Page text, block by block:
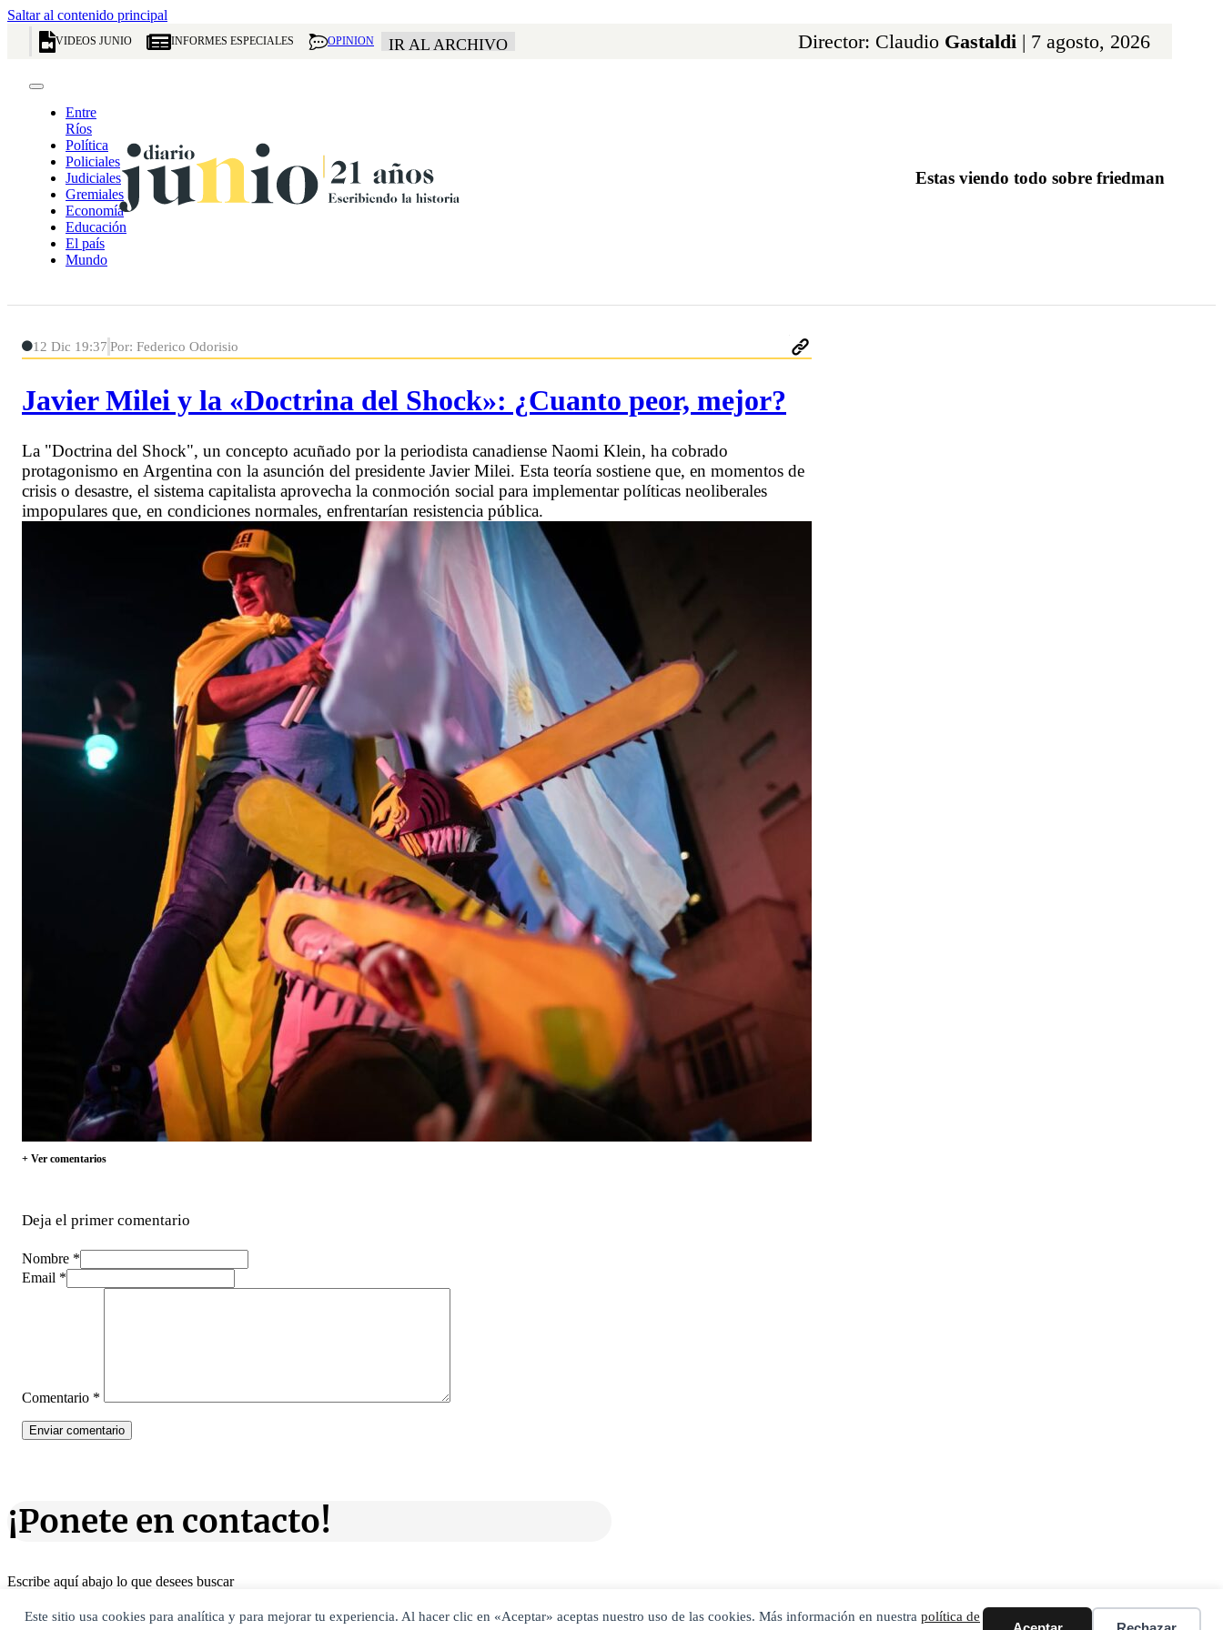
Este sitio usa cookies para analítica y para mejorar tu experiencia. Al hacer clic en «Aceptar» aceptas nuestro uso de las cookies. Más información en nuestra política de
Saltar al contenido principal
VIDEOS JUNIO INFORMES ESPECIALES OPINION IR AL ARCHIVO Director: Claudio Gastaldi | 7 agosto, 2026
Entre
Ríos
Política
Policiales
Judiciales
Gremiales
Economía
Educación
El país
Mundo
Estas viendo todo sobre friedman
12 Dic 19:37 Por: Federico Odorisio
Javier Milei y la «Doctrina del Shock»: ¿Cuanto peor, mejor?
La "Doctrina del Shock", un concepto acuñado por la periodista canadiense Naomi Klein, ha cobrado
protagonismo en Argentina con la asunción del presidente Javier Milei. Esta teoría sostiene que, en momentos de
crisis o desastre, el sistema capitalista aprovecha la conmoción social para implementar políticas neoliberales
impopulares que, en condiciones normales, enfrentarían resistencia pública.
+ Ver comentarios
Deja el primer comentario
Nombre *
Email *
Comentario *
¡Ponete en contacto!
Escribe aquí abajo lo que desees buscar
Buscar
Buscar